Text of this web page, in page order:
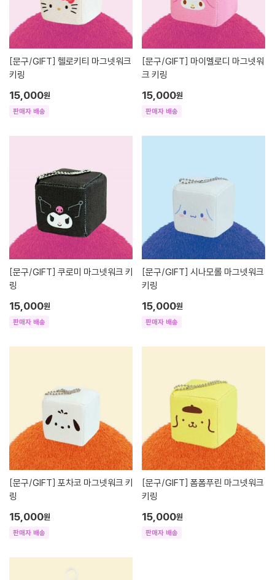
[문구/GIFT]
키링
15,000원
판매자 배송
[문구/GIFT]
크 키링
15,000원
판매자 배송
[문구/GIFT]
링
15,000원
판매자 배송
[문구/GIFT]
키링
15,000원
판매자 배송
[문구/GIFT]
링
15,000원
판매자 배송
[문구/GIFT]
키링
15,000원
판매자 배송